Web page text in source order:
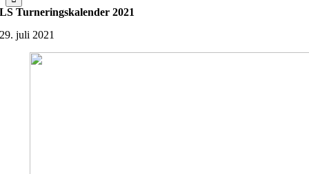
LS Turneringskalender 2021
29. juli 2021